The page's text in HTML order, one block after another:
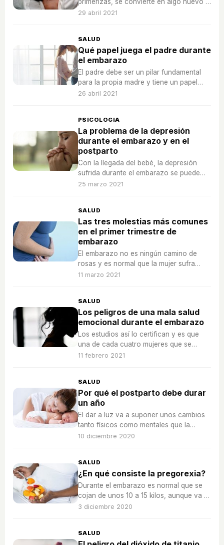
desconocido que puede provocar
29 abril 2021
SALUD
Qué papel juega el padre durante
el embarazo
El padre debe ser un pilar fundamental
para la propia madre y tiene un papel
mucho más importante de lo que pueda
26 abril 2021
PSICOLOGIA
La problema de la depresión
durante el embarazo y en el
postparto
Con la llegada del bebé, la depresión
sufrida durante el embarazo se puede
llegar a acentuar mucho más y hacerse
25 marzo 2021
SALUD
Las tres molestias más comunes
en el primer trimestre de
embarazo
El embarazo no es ningún camino de
rosas y es normal que la mujer sufra
numerosas molestias durante el largo
11 marzo 2021
SALUD
Los peligros de una mala salud
emocional durante el embarazo
Los estudios así lo certifican y es que
una de cada cuatro mujeres que se
encuentran embarazadas sufre
11 febrero 2021
SALUD
Por qué el postparto debe durar
un año
El dar a luz va a suponer unos cambios
tanto físicos como mentales que la
madre asimilar en un tiempo aproximado
10 diciembre 2020
SALUD
¿En qué consiste la pregorexia?
Durante el embarazo es normal que se
cojan de unos 10 a 15 kilos, aunque va a
depender mucho de cada mujer
3 diciembre 2020
SALUD